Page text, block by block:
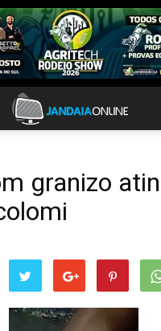
granizo